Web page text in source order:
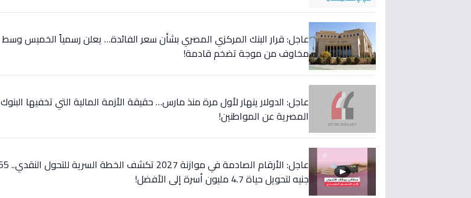
عاجل: قرار البنك المركزي المصري بشأن سعر الفائدة… يعلن رسمياً الخميس وسط
مخاوف من موجة تضخم قادمة!
عاجل: الدولار ينهار لأول مرة منذ مارس… حقيقة الأزمة المالية التي تخفيها البنوك
المصرية عن المواطنين!
جنيه لتحويل حياة 4.7 مليون أسرة إلى الأفضل!